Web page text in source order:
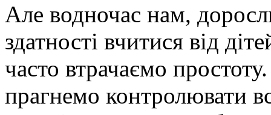
Але водночас нам,
здатності вчитися від
часто втрачаємо
прагнемо контролювати